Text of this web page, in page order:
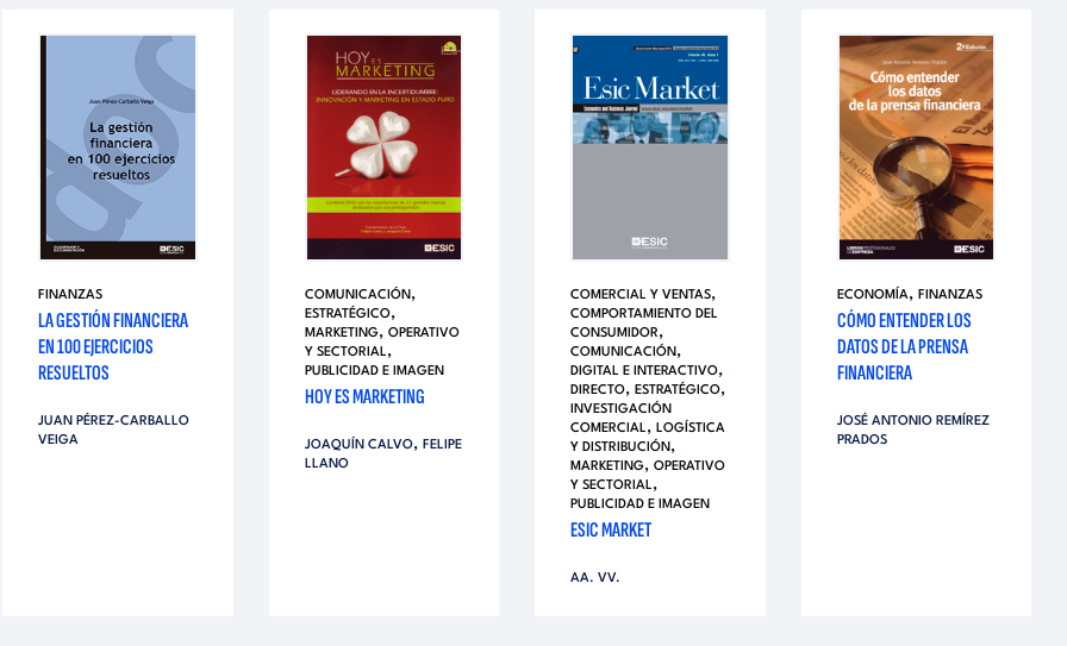
FINANZAS
LA GESTIÓN FINANCIERA
EN 100 EJERCICIOS
RESUELTOS
JUAN PÉREZ-CARBALLO
VEIGA
COMUNICACIÓN,
ESTRATÉGICO,
MARKETING, OPERATIVO
Y SECTORIAL,
PUBLICIDAD E IMAGEN
HOY ES MARKETING
JOAQUÍN CALVO, FELIPE
LLANO
COMERCIAL Y VENTAS,
COMPORTAMIENTO DEL
CONSUMIDOR,
COMUNICACIÓN,
DIGITAL E INTERACTIVO,
DIRECTO,ESTRATÉGICO,
INVESTIGACIÓN
COMERCIAL,LOGÍSTICA
Y DISTRIBUCIÓN,
MARKETING,OPERATIVO
Y SECTORIAL,
PUBLICIDAD E IMAGEN
ESIC MARKET
AA. VV.
ECONOMÍA, FINANZAS
CÓMO ENTENDER LOS
DATOS DE LA PRENSA
FINANCIERA
JOSÉ ANTONIO REMÍREZ
PRADOS